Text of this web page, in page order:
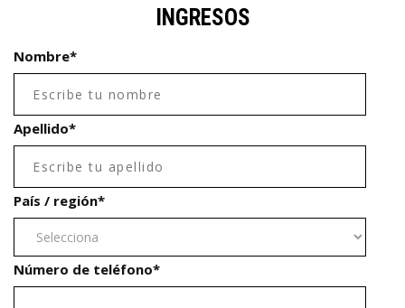
INGRESOS
Nombre*
Apellido*
País / región*
Número de teléfono*